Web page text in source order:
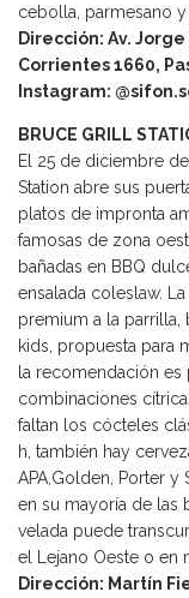
cebolla, parmesano
Dirección: Av.
Corrientes 1660,
Instagram:
BRUCE GRILL
El 25 de diciembre
Station abre sus
platos de impronta
famosas de zona
bañadas en BBQ
ensalada coleslaw.
premium a la parrilla,
kids, propuesta para
la recomendación es
combinaciones
faltan los cócteles
h, también hay
APA,Golden, Porter y
en su mayoría de las
velada puede
el Lejano Oeste o en
Dirección: Martín